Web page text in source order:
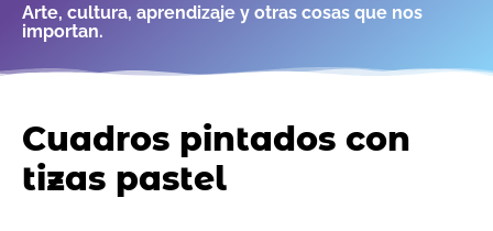
Arte, cultura, aprendizaje y otras cosas que nos
importan.
Cuadros pintados con
tizas pastel